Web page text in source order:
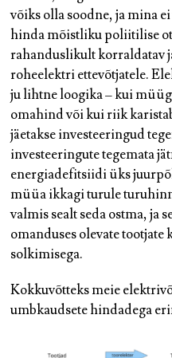
võiks olla soodne, ja mina
hinda mõistliku poliitilise
rahanduslikult korraldatav
roheelektri ettevõtjatele.
ju lihtne loogika – kui
omahind või kui riik
jäetakse investeeringud
investeeringute tegemata
energiadefitsiidi üks
müüa ikkagi turule
valmis sealt seda ostma, ja
omanduses olevate
solkimisega.
Kokkuvõtteks meie
umbkaudsete hindadega